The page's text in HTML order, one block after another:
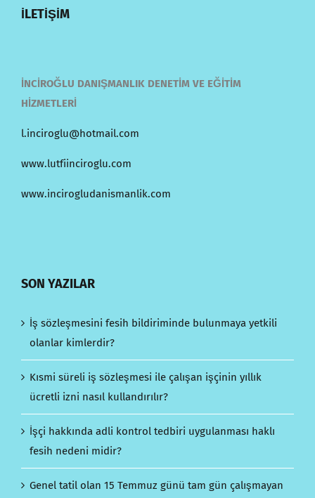
İLETİŞİM
İNCİROĞLU DANIŞMANLIK DENETİM VE EĞİTİM
HİZMETLERİ
l.inciroglu@hotmail.com
www.lutfiinciroglu.com
www.incirogludanismanlik.com
SON YAZILAR
İş sözleşmesini fesih bildiriminde bulunmaya yetkili
olanlar kimlerdir?
Kısmi süreli iş sözleşmesi ile çalışan işçinin yıllık
ücretli izni nasıl kullandırılır?
İşçi hakkında adli kontrol tedbiri uygulanması haklı
fesih nedeni midir?
Genel tatil olan 15 Temmuz günü tam gün çalışmayan